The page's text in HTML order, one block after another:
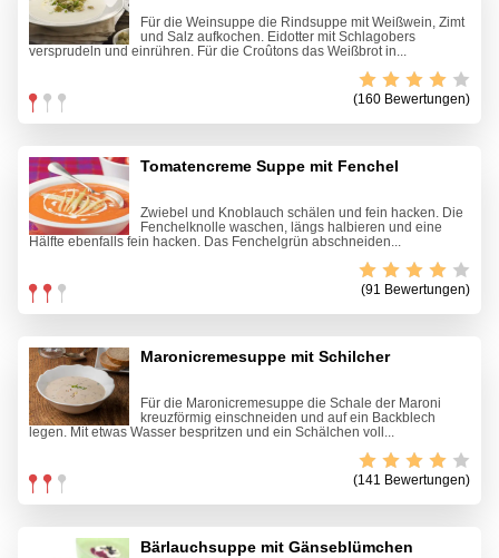
Für die Weinsuppe die Rindsuppe mit Weißwein, Zimt
und Salz aufkochen. Eidotter mit Schlagobers
versprudeln und einrühren. Für die Croûtons das Weißbrot in...
(160 Bewertungen)
Tomatencreme Suppe mit Fenchel
Zwiebel und Knoblauch schälen und fein hacken. Die
Fenchelknolle waschen, längs halbieren und eine
Hälfte ebenfalls fein hacken. Das Fenchelgrün abschneiden...
(91 Bewertungen)
Maronicremesuppe mit Schilcher
Für die Maronicremesuppe die Schale der Maroni
kreuzförmig einschneiden und auf ein Backblech
legen. Mit etwas Wasser bespritzen und ein Schälchen voll...
(141 Bewertungen)
Bärlauchsuppe mit Gänseblümchen